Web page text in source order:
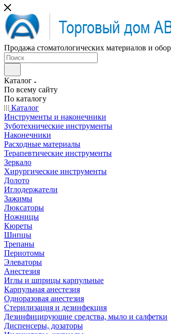
Продажа стоматологических материалов и
Каталог
По всему сайту
По каталогу
Каталог
Инструменты и наконечники
Зуботехнические инструменты
Наконечники
Расходные материалы
Терапевтические инструменты
Зеркало
Хирургические инструменты
Долото
Иглодержатели
Зажимы
Люксаторы
Ножницы
Кюреты
Шипцы
Трепаны
Периотомы
Элеваторы
Анестезия
Иглы и шприцы карпульные
Карпульная анестезия
Одноразовая анестезия
Стерилизация и дезинфекция
Дезинфицирующие средства, мыло и салфетки
Диспенсеры, дозаторы